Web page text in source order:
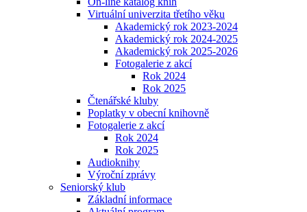
Virtuální univerzita třetího věku
Akademický rok 2023-2024
Akademický rok 2024-2025
Akademický rok 2025-2026
Fotogalerie z akcí
Rok 2024
Rok 2025
Čtenářské kluby
Poplatky v obecní knihovně
Fotogalerie z akcí
Rok 2024
Rok 2025
Audioknihy
Výroční zprávy
Seniorský klub
Základní informace